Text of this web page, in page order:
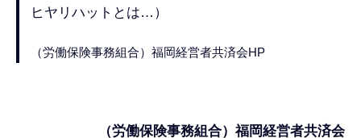
ヒヤリハットとは…）
（労働保険事務組合）福岡経営者共済会HP
（労働保険事務組合）福岡経営者共済会